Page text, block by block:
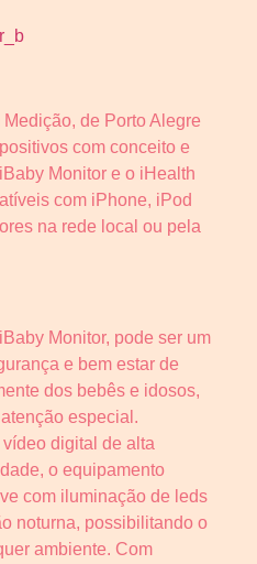
de Porto Alegre
com conceito e
Monitor e o iHealth
com iPhone, iPod
na rede local ou pela
Monitor, pode ser um
e bem estar de
dos bebês e idosos,
especial.
digital de alta
o equipamento
com iluminação de leds
noturna, possibilitando o
ambiente. Com